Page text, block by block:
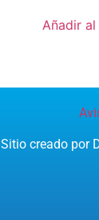
Añadir
Sitio creado por